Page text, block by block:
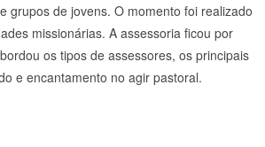
grupos de jovens. O momento foi realizado
missionárias. A assessoria ficou por
os tipos de assessores, os principais
e encantamento no agir pastoral.